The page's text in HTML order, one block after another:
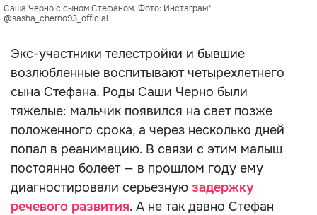
Саша Черно с сыном Стефаном. Фото: Инстаграм*
@sasha_cherno93_official
Экс-участники телестройки и бывшие
возлюбленные воспитывают четырехлетнего
сына Стефана. Роды Саши Черно были
тяжелые: мальчик появился на свет позже
положенного срока, а через несколько дней
попал в реанимацию. В связи с этим малыш
постоянно болеет — в прошлом году ему
диагностировали серьезную задержку
речевого развития. А не так давно Стефан